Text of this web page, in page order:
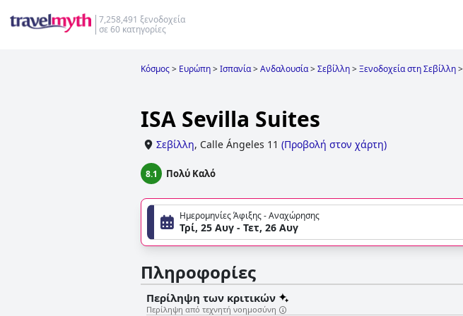
7,258,491 ξενοδοχεία
σε 60 κατηγορίες
Κόσμος> Ευρώπη>Ισπανία>Ανδαλουσία>Σεβίλλη>Ξενοδοχεία στη Σεβίλλη>
ISA Sevilla Suites
Σεβίλλη, Calle Ángeles 11 (Προβολή στον χάρτη)
8.1 Πολύ Καλό
Ημερομηνίες Άφιξης - Αναχώρησης
Τρί, 25 Αυγ - Τετ, 26 Αυγ
Πληροφορίες
Περίληψη των κριτικών
Περίληψη από τεχνητή νοημοσύνη